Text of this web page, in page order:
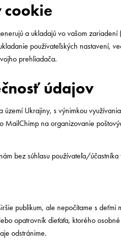
cookie
a ukladajú vo vašom
používateľských nastavení,
prehliadača.
údajov
Ukrajiny, s výnimkou
MailChimp na organizovanie
bez súhlasu používateľa/
publikum, ale nepočítame s
opatrovník dieťaťa, ktorého
odstránime.